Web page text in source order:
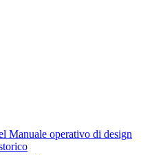
Manuale operativo di design